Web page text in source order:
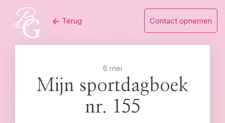
content
Terug Contact opnemen
6 mei
Mijn sportdagboek
nr. 155